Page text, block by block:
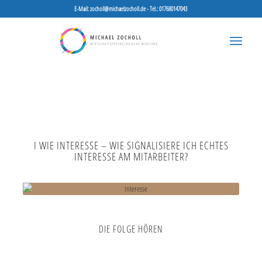
E-Mail: zocholl@michaelzocholl.de - Tel.: 017680147043
I WIE INTERESSE – WIE SIGNALISIERE ICH ECHTES
INTERESSE AM MITARBEITER?
DIE FOLGE HÖREN